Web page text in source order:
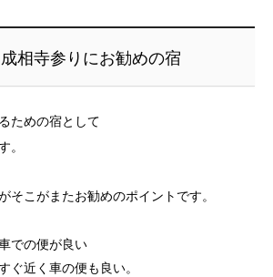
相寺参りにお勧めの宿
ための宿として
。
そこがまたお勧めのポイントです。
での便が良い
ぐ近く車の便も良い。